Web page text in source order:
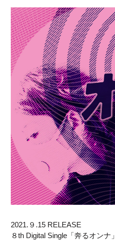
2021.９.15 RELEASE
８th Digital Single「奔るオンナ」